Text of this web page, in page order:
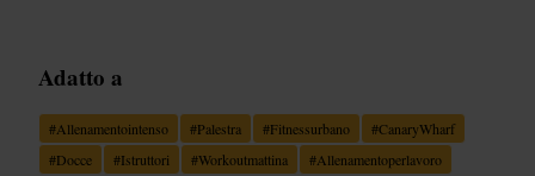
Adatto a
#Allenamentointenso #Palestra #Fitnessurbano #CanaryWharf
#Docce #Istruttori #Workoutmattina #Allenamentoperlavoro